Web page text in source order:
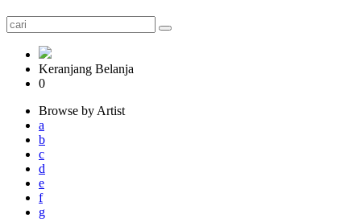
Keranjang Belanja
0
Browse by Artist
a
b
c
d
e
f
g